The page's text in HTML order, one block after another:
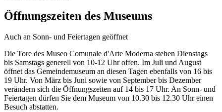
Öffnungszeiten des Museums
Auch an Sonn- und Feiertagen geöffnet
Die Tore des Museo Comunale d'Arte Moderna stehen Dienstags
bis Samstags generell von 10-12 Uhr offen. Im Juli und August
öffnet das Gemeindemuseum an diesen Tagen ebenfalls von 16 bis
19 Uhr. Von März bis Juni sowie von September bis Dezember
verändern sich die Öffnungszeiten auf 14 bis 17 Uhr. An Sonn- und
Feiertagen dürfen Sie dem Museum von 10.30 bis 12.30 Uhr einen
Besuch abstatten.